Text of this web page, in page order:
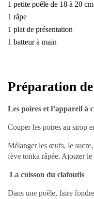
1 petite poêle de 18 à 20
1 râpe
1 plat de présentation
1 batteur à main
Préparation
Les poires et l’appareil à
Couper les poires au sirop
Mélanger les œufs, le
fève tonka râpée. Ajouter le
La cuisson du clafoutis
Dans une poêle, faire